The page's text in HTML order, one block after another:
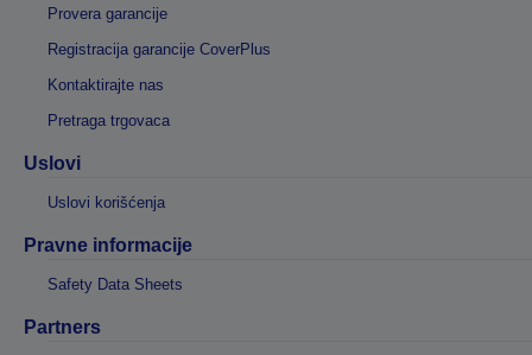
Provera garancije
Registracija garancije CoverPlus
Kontaktirajte nas
Pretraga trgovaca
Uslovi
Uslovi korišćenja
Pravne informacije
Safety Data Sheets
Partners